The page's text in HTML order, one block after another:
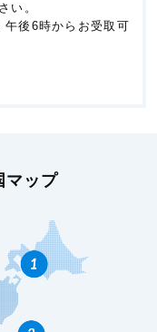
い。
後6時からお受取可
マップ